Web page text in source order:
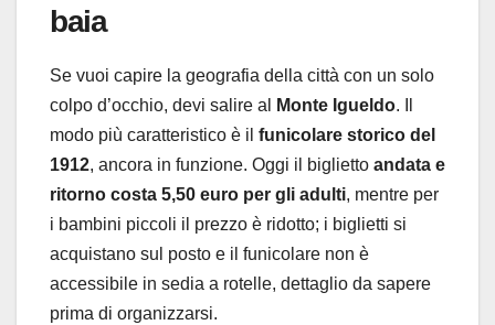
baia
Se vuoi capire la geografia della città con un solo
colpo d’occhio, devi salire al
Monte Igueldo. Il
modo più caratteristico è il funicolare storico del
1912, ancora in funzione. Oggi il biglietto andata e
ritorno costa 5,50 euro per gli adulti, mentre per
i bambini piccoli il prezzo è ridotto; i biglietti si
acquistano sul posto e il funicolare non è
accessibile in sedia a rotelle, dettaglio da sapere
prima di organizzarsi.